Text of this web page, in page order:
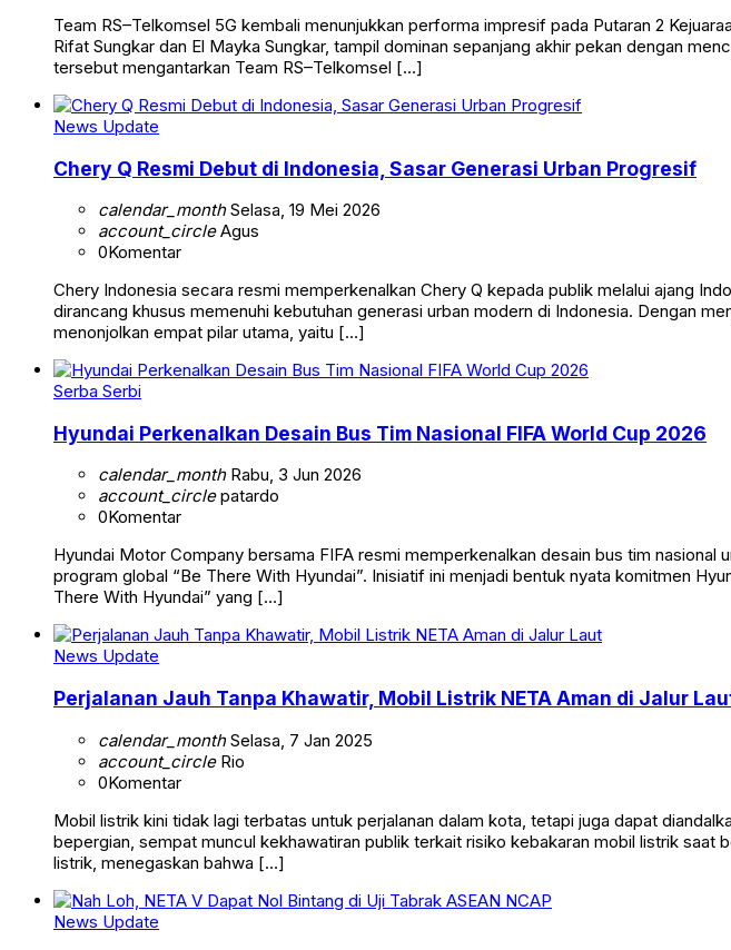
Team RS–Telkomsel 5G kembali menunjukkan performa impresif pada Putaran 2
Rifat Sungkar dan El Mayka Sungkar, tampil dominan sepanjang akhir pekan dengan
tersebut mengantarkan Team RS–Telkomsel […]
News Update
Chery Q Resmi Debut di Indonesia, Sasar Generasi Urban Progresif
calendar_monthSelasa, 19 Mei 2026
account_circleAgus
0Komentar
Chery Indonesia secara resmi memperkenalkan Chery Q kepada publik melalui ajang
dirancang khusus memenuhi kebutuhan generasi urban modern di Indonesia. Dengan
menonjolkan empat pilar utama, yaitu […]
Serba Serbi
Hyundai Perkenalkan Desain Bus Tim Nasional FIFA World Cup 2026
calendar_monthRabu, 3 Jun 2026
account_circlepatardo
0Komentar
Hyundai Motor Company bersama FIFA resmi memperkenalkan desain bus tim
program global “Be There With Hyundai”. Inisiatif ini menjadi bentuk nyata komitmen
There With Hyundai” yang […]
News Update
Perjalanan Jauh Tanpa Khawatir, Mobil Listrik NETA Aman di Jalur
calendar_monthSelasa, 7 Jan 2025
account_circleRio
0Komentar
Mobil listrik kini tidak lagi terbatas untuk perjalanan dalam kota, tetapi juga dapat
bepergian, sempat muncul kekhawatiran publik terkait risiko kebakaran mobil listrik
listrik, menegaskan bahwa […]
News Update